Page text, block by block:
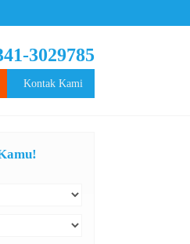
3029785
Kontak Kami